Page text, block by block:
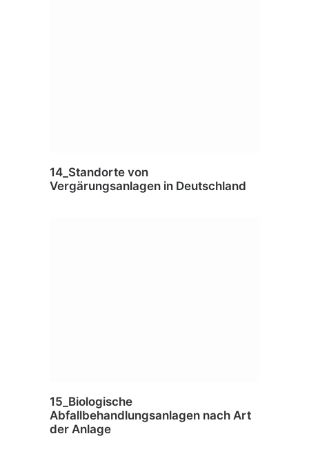
14_Standorte von
Vergärungsanlagen in Deutschland
15_Biologische
Abfallbehandlungsanlagen nach Art
der Anlage